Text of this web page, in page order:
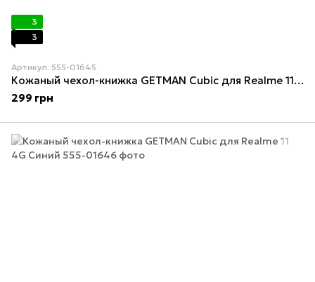
3
3
Артикул: 555-01645
Кожаный чехол-книжка GETMAN Cubic для Realme 11 4G Серый
299 грн